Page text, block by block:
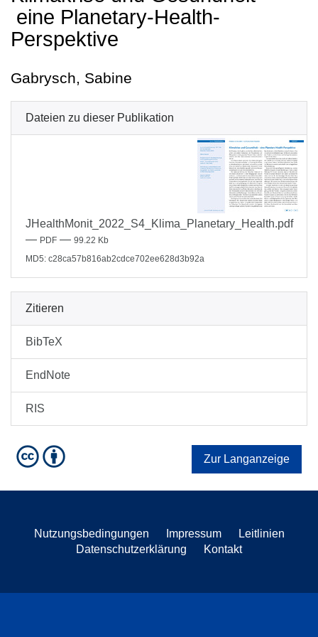
eine Planetary-Health-
Perspektive
Gabrysch, Sabine
Dateien zu dieser Publikation
JHealthMonit_2022_S4_Klima_Planetary_Health.pdf
— PDF — 99.22 Kb
MD5: c28ca57b816ab2cdce702ee628d3b92a
Zitieren
BibTeX
EndNote
RIS
Zur Langanzeige
Nutzungsbedingungen Impressum
Leitlinien
Datenschutzerklärung
Kontakt